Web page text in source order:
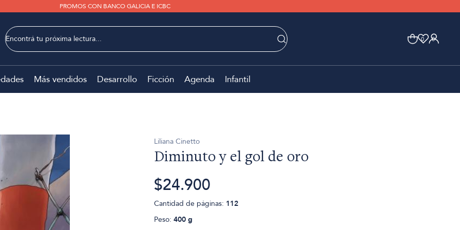
PROMOS CON BANCO GALICIA E ICBC
0 0
Más vendidos Desarrollo Ficción Agenda Infantil
Liliana Cinetto
Diminuto y el gol de oro
$24.900
Cantidad de páginas: 112
Peso: 400 g